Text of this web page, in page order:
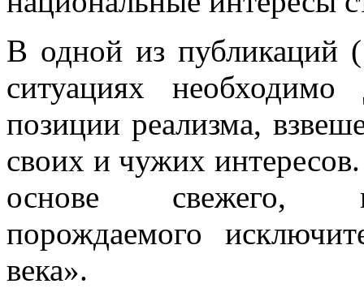
В одной из публикаций
ситуациях
позиции реализма,
своих и чужих
основе свежего,
порождаемого
века».